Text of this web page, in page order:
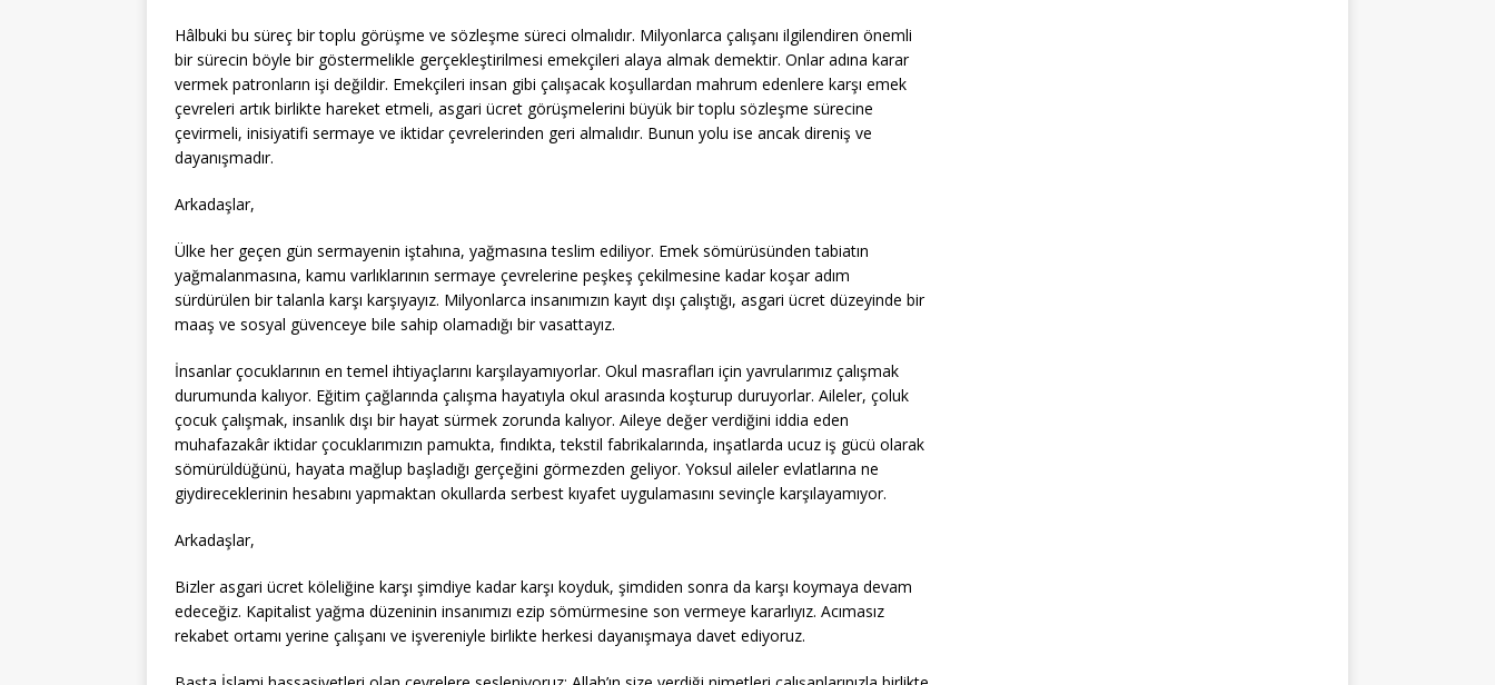
Hâlbuki bu süreç bir toplu görüşme ve sözleşme süreci olmalıdır. Milyonlarca çalışanı ilgilendiren önemli
bir sürecin böyle bir göstermelikle gerçekleştirilmesi emekçileri alaya almak demektir. Onlar adına karar
vermek patronların işi değildir. Emekçileri insan gibi çalışacak koşullardan mahrum edenlere karşı emek
çevreleri artık birlikte hareket etmeli, asgari ücret görüşmelerini büyük bir toplu sözleşme sürecine
çevirmeli, inisiyatifi sermaye ve iktidar çevrelerinden geri almalıdır. Bunun yolu ise ancak direniş ve
dayanışmadır.
Arkadaşlar,
Ülke her geçen gün sermayenin iştahına, yağmasına teslim ediliyor. Emek sömürüsünden tabiatın
yağmalanmasına, kamu varlıklarının sermaye çevrelerine peşkeş çekilmesine kadar koşar adım
sürdürülen bir talanla karşı karşıyayız. Milyonlarca insanımızın kayıt dışı çalıştığı, asgari ücret düzeyinde bir
maaş ve sosyal güvenceye bile sahip olamadığı bir vasattayız.
İnsanlar çocuklarının en temel ihtiyaçlarını karşılayamıyorlar. Okul masrafları için yavrularımız çalışmak
durumunda kalıyor. Eğitim çağlarında çalışma hayatıyla okul arasında koşturup duruyorlar. Aileler, çoluk
çocuk çalışmak, insanlık dışı bir hayat sürmek zorunda kalıyor. Aileye değer verdiğini iddia eden
muhafazakâr iktidar çocuklarımızın pamukta, fındıkta, tekstil fabrikalarında, inşatlarda ucuz iş gücü olarak
sömürüldüğünü, hayata mağlup başladığı gerçeğini görmezden geliyor. Yoksul aileler evlatlarına ne
giydireceklerinin hesabını yapmaktan okullarda serbest kıyafet uygulamasını sevinçle karşılayamıyor.
Arkadaşlar,
Bizler asgari ücret köleliğine karşı şimdiye kadar karşı koyduk, şimdiden sonra da karşı koymaya devam
edeceğiz. Kapitalist yağma düzeninin insanımızı ezip sömürmesine son vermeye kararlıyız. Acımasız
rekabet ortamı yerine çalışanı ve işvereniyle birlikte herkesi dayanışmaya davet ediyoruz.